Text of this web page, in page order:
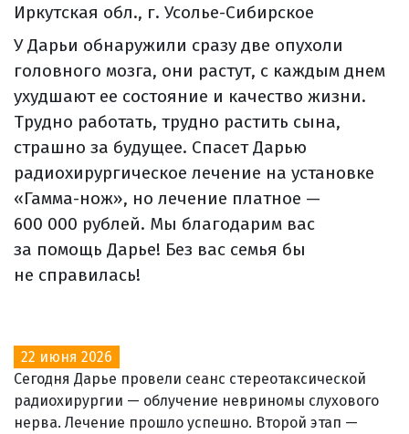
Иркутская обл., г. Усолье-Сибирское
У Дарьи обнаружили сразу две опухоли
головного мозга, они растут, с каждым днем
ухудшают ее состояние и качество жизни.
Трудно работать, трудно растить сына,
страшно за будущее. Спасет Дарью
радиохирургическое лечение на установке
«Гамма-нож», но лечение платное —
600 000 рублей. Мы благодарим вас
за помощь Дарье! Без вас семья бы
не справилась!
22 июня 2026
Сегодня Дарье провели сеанс стереотаксической
радиохирургии — облучение невриномы слухового
нерва. Лечение прошло успешно. Второй этап —